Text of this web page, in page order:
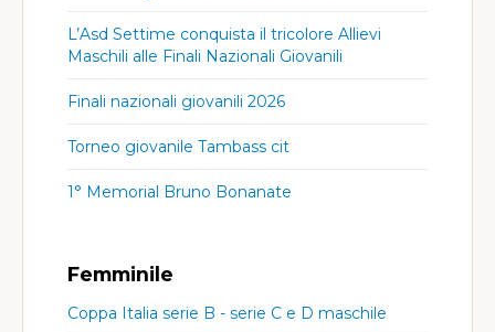
L’Asd Settime conquista il tricolore Allievi
Maschili alle Finali Nazionali Giovanili
Finali nazionali giovanili 2026
Torneo giovanile Tambass cit
1° Memorial Bruno Bonanate
Femminile
Coppa Italia serie B - serie C e D maschile